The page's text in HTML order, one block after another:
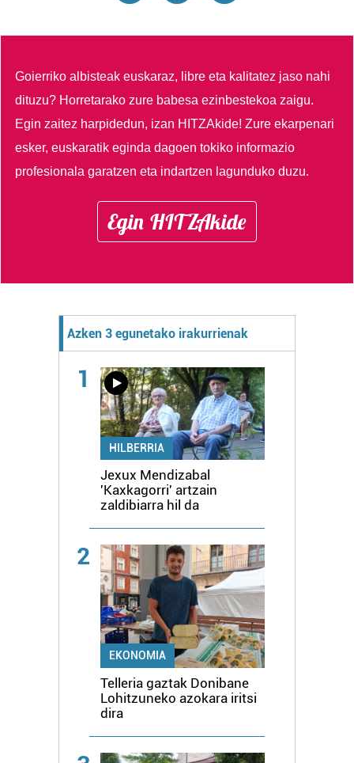
Goierriko albisteak euskaraz, libre eta kalitatez jaso nahi
dituzu? Horretarako zure babesa ezinbestekoa zaigu.
Egin zaitez harpidedun, izan HITZAkide!Zure ekarpenari
esker, euskaratik eginda dagoen tokiko informazio
profesionala garatzen eta indartzen lagunduko duzu.
Egin HITZAkide
Azken 3 egunetako irakurrienak
1
HILBERRIA
Jexux Mendizabal
'Kaxkagorri' artzain
zaldibiarra hil da
2
EKONOMIA
Telleria gaztak Donibane
Lohitzuneko azokara iritsi
dira